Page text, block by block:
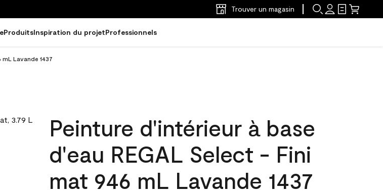
Trouver un magasin
ProduitsInspiration du projetProfessionnels
Lavande 1437
Peinture d'intérieur à base
d'eau REGAL Select - Fini
mat 946 mL Lavande 1437